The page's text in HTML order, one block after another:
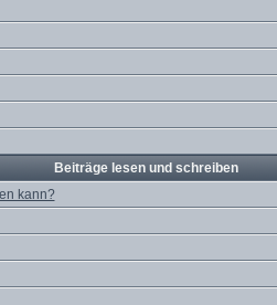
Beiträge lesen und schreiben
kann?